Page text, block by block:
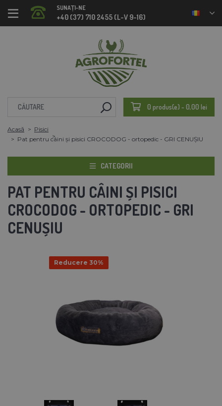
SUNAȚI-NE
+40 (37) 710 2455 (L-V 9-16)
0 produs(e) - 0,00 lei
Acasă
Pisici
Pat pentru câini și pisici CROCODOG - ortopedic - GRI CENUȘIU
CATEGORII
PAT PENTRU CÂINI ȘI PISICI
CROCODOG - ORTOPEDIC - GRI
CENUȘIU
Reducere 30%